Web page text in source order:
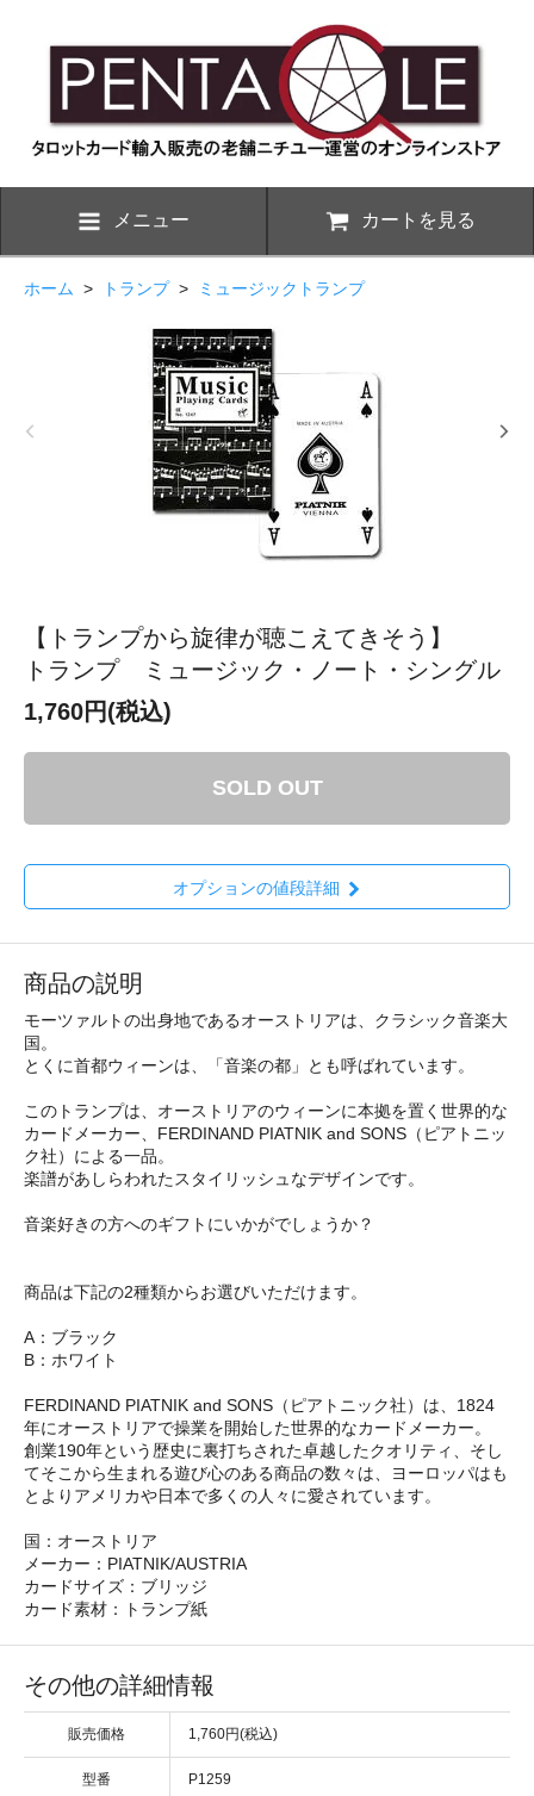
メニュー カートを見る
ホーム > トランプ> ミュージックトランプ
【トランプから旋律が聴こえてきそう】
トランプ ミュージック・ノート・シングル
1,760円(税込)
SOLD OUT
オプションの値段詳細
商品の説明
モーツァルトの出身地であるオーストリアは、クラシック音楽大
国。
とくに首都ウィーンは、「音楽の都」とも呼ばれています。
このトランプは、オーストリアのウィーンに本拠を置く世界的な
カードメーカー、FERDINAND PIATNIK and SONS（ピアトニッ
ク社）による一品。
楽譜があしらわれたスタイリッシュなデザインです。
音楽好きの方へのギフトにいかがでしょうか？
商品は下記の2種類からお選びいただけます。
A：ブラック
B：ホワイト
FERDINAND PIATNIK and SONS（ピアトニック社）は、1824
年にオーストリアで操業を開始した世界的なカードメーカー。
創業190年という歴史に裏打ちされた卓越したクオリティ、そし
てそこから生まれる遊び心のある商品の数々は、ヨーロッパはも
とよりアメリカや日本で多くの人々に愛されています。
国：オーストリア
メーカー：PIATNIK/AUSTRIA
カードサイズ：ブリッジ
カード素材：トランプ紙
その他の詳細情報
販売価格 1,760円(税込)
型番 P1259